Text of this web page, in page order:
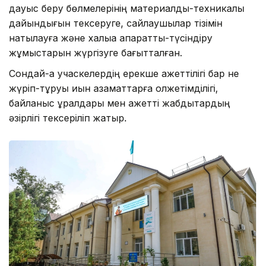
дауыс беру бөлмелерінің материалдық-техникалық
дайындығын тексеруге, сайлаушылар тізімін
нақтылауға және халыққа ақпараттық-түсіндіру
жұмыстарын жүргізуге бағытталған.
Сондай-ақ учаскелердің ерекше қажеттілігі бар не
жүріп-тұруы қиын азаматтарға қолжетімділігі,
байланыс құралдары мен қажетті жабдықтардың
әзірлігі тексеріліп жатыр.